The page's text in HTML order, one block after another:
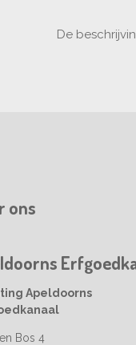
De
ons
Apeldoorns
Bos 4